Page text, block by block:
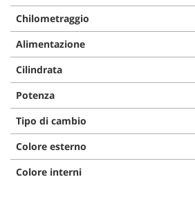
Chilometraggio
Alimentazione
Cilindrata
Potenza
Tipo di cambio
Colore esterno
Colore interni